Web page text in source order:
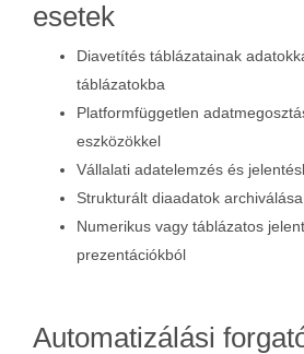
esetek
Diavetítés táblázatainak
táblázatokba
Platformfüggetlen
eszközökkel
Vállalati adatelemzés és
Strukturált diaadatok archiválása
Numerikus vagy táblázatos
prezentációkból
Automatizálási